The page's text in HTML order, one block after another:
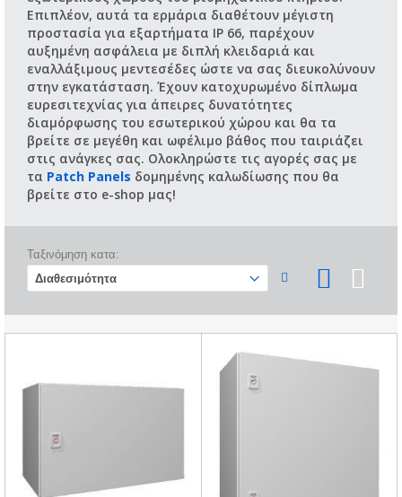
Επιπλέον, αυτά τα ερμάρια διαθέτουν μέγιστη
προστασία για εξαρτήματα IP 66, παρέχουν
αυξημένη ασφάλεια με διπλή κλειδαριά και
εναλλάξιμους μεντεσέδες ώστε να σας διευκολύνουν
στην εγκατάσταση. Έχουν κατοχυρωμένο δίπλωμα
ευρεσιτεχνίας για άπειρες δυνατότητες
διαμόρφωσης του εσωτερικού χώρου και θα τα
βρείτε σε μεγέθη και ωφέλιμο βάθος που ταιριάζει
στις ανάγκες σας. Ολοκληρώστε τις αγορές σας με
τα Patch Panels δομημένης καλωδίωσης που θα
βρείτε στο e-shop μας!
Ταξινόμηση κατα: